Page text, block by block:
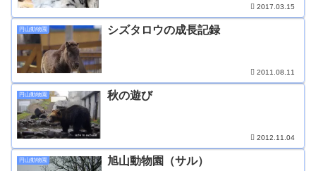
2017.03.15
円山動物園 シズタロウの成長記録
2011.08.11
円山動物園 秋の遊び
2012.11.04
円山動物園 旭山動物園（サル）